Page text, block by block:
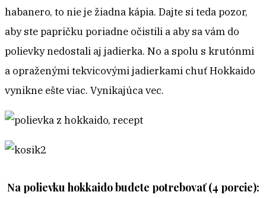
habanero, to nie je žiadna kápia. Dajte si teda pozor,
aby ste papričku poriadne očistili a aby sa vám do
polievky nedostali aj jadierka. No a spolu s krutónmi
a opraženými tekvicovými jadierkami chuť Hokkaido
vynikne ešte viac. Vynikajúca vec.
Na polievku hokkaido budete potrebovať (4 porcie):